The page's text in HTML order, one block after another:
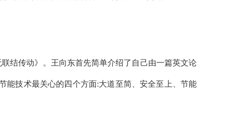
结传动》。王向东首先简单介绍了自己由一篇英文论
能技术最关心的四个方面:大道至简、安全至上、节能